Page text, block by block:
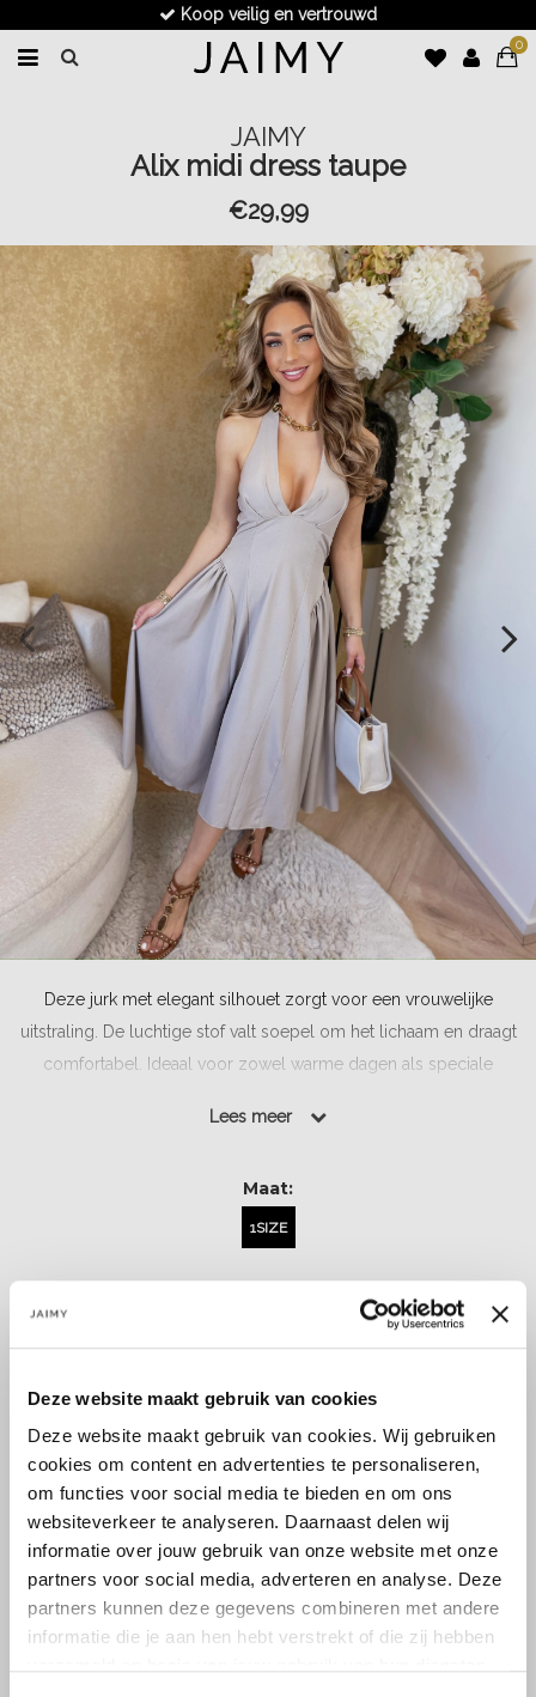
Deze website maakt gebruik van cookies
Deze website maakt gebruik van cookies. Wij gebruiken
cookies om content en advertenties te personaliseren,
om functies voor social media te bieden en om ons
websiteverkeer te analyseren. Daarnaast delen wij
informatie over jouw gebruik van onze website met onze
partners voor social media, adverteren en analyse. Deze
partners kunnen deze gegevens combineren met andere
informatie die je aan hen hebt verstrekt of die zij hebben
Koop veilig en vertrouwd
0
JAIMY
Alix midi dress taupe
€29,99
Deze jurk met elegant silhouet zorgt voor een vrouwelijke
uitstraling. De luchtige stof valt soepel om het lichaam en draagt
comfortabel. Ideaal voor zowel warme dagen als speciale
Lees meer
Lees meer
Maat:
1SIZE
Toevoegen aan winkelwagen
Size guide Verzenden & retourneren
Koop veilig en vertrouwd